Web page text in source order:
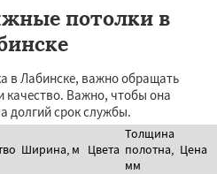
потолки в
в Лабинске, важно обращать
качество. Важно, чтобы она
долгий срок службы.
Ширина, м Цвета
Толщина
полотна,
мм
Цена